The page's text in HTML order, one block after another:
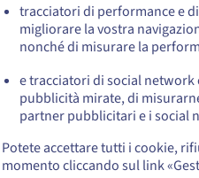
tracciatori di performance e
migliorare la vostra
nonché di misurare la
e tracciatori di social
pubblicità mirate, di
partner pubblicitari e i social
Potete accettare tutti i cookie,
momento cliccando sul link